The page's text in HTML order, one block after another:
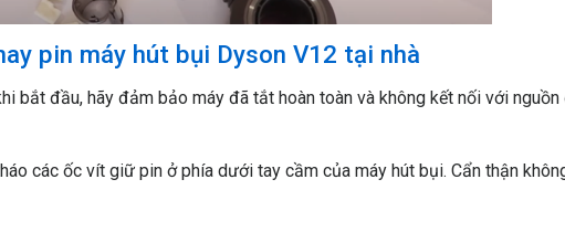
pin máy hút bụi Dyson V12 tại nhà
bắt đầu, hãy đảm bảo máy đã tắt hoàn toàn và không kết nối với nguồn
các ốc vít giữ pin ở phía dưới tay cầm của máy hút bụi. Cẩn thận